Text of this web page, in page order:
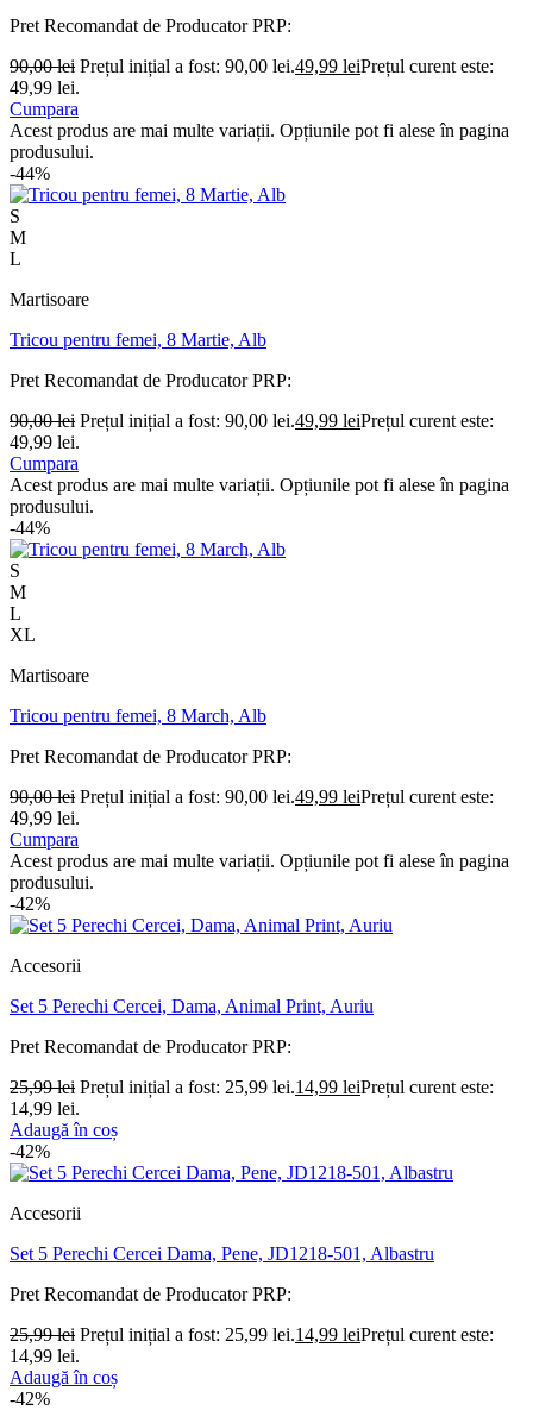
Pret Recomandat de ProducatorPRP:
90,00lei Prețul inițial a fost: 90,00 lei.49,99 leiPrețul curent este:
49,99 lei.
Cumpara
Acest produs are mai multe variații. Opțiunile pot fi alese în pagina
produsului.
-44%
S
M
L
Martisoare
Tricou pentru femei, 8 Martie, Alb
Pret Recomandat de ProducatorPRP:
90,00lei Prețul inițial a fost: 90,00 lei.49,99 leiPrețul curent este:
49,99 lei.
Cumpara
Acest produs are mai multe variații. Opțiunile pot fi alese în pagina
produsului.
-44%
S
M
L
XL
Martisoare
Tricou pentru femei, 8 March, Alb
Pret Recomandat de ProducatorPRP:
90,00lei Prețul inițial a fost: 90,00 lei.49,99 leiPrețul curent este:
49,99 lei.
Cumpara
Acest produs are mai multe variații. Opțiunile pot fi alese în pagina
produsului.
-42%
Accesorii
Set 5 Perechi Cercei, Dama, Animal Print, Auriu
Pret Recomandat de ProducatorPRP:
25,99lei Prețul inițial a fost: 25,99 lei.14,99 leiPrețul curent este:
14,99 lei.
Adaugă în coș
-42%
Accesorii
Set 5 Perechi Cercei Dama, Pene, JD1218-501, Albastru
Pret Recomandat de ProducatorPRP:
25,99lei Prețul inițial a fost: 25,99 lei.14,99 leiPrețul curent este:
14,99 lei.
Adaugă în coș
-42%